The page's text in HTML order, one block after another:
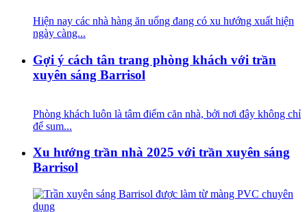
Hiện nay các nhà hàng ăn uống đang có xu hướng xuất hiện
ngày càng...
Gợi ý cách tân trang phòng khách với trần
xuyên sáng Barrisol
Phòng khách luôn là tâm điểm căn nhà, bởi nơi đây không chỉ
để sum...
Xu hướng trần nhà 2025 với trần xuyên sáng
Barrisol